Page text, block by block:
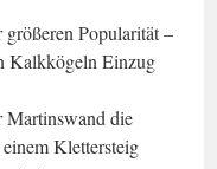
Martinswand die
Klettersteig
in der
und für den